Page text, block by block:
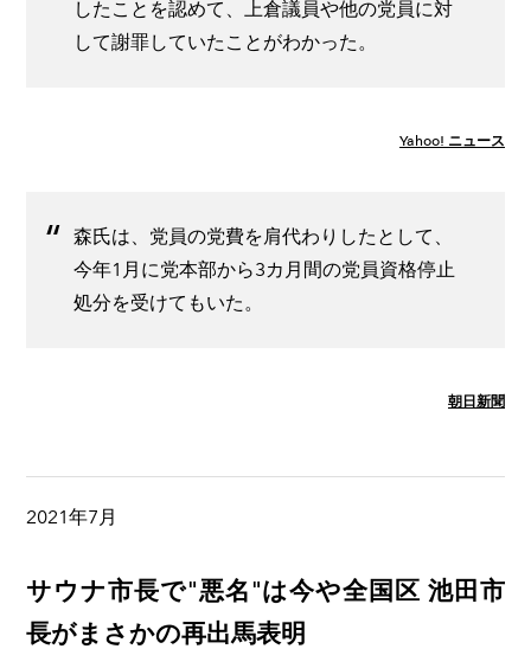
したことを認めて、上倉議員や他の党員に対
して謝罪していたことがわかった。
Yahoo! ニュース
森氏は、党員の党費を肩代わりしたとして、
今年1月に党本部から3カ月間の党員資格停止
処分を受けてもいた。
朝日新聞
2021年7月
サウナ市長で"悪名"は今や全国区 池田市
長がまさかの再出馬表明